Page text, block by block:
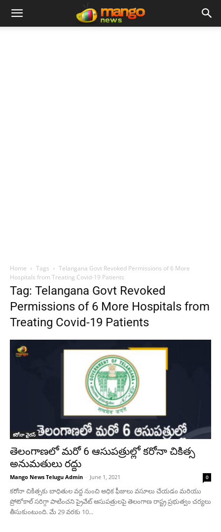
Home Tags
Telangana Govt Revoked Permissions of 6 More
Hospitals from Treating Covid-19 Patients
Tag: Telangana Govt Revoked
Permissions of 6 More Hospitals from
Treating Covid-19 Patients
కరోనా వైరస్
తెలంగాణలో మరో 6 ఆసుపత్రుల్లో కరోనా చికిత్స
అనుమతులు రద్దు
Mango News Telugu Admin - June 1, 2021 0
కరోనా చికిత్సకు బాధితుల వద్ద నుంచి అధిక ఫీజులు వసూలు చేయడం మరియు
ప్రోటోకాల్‌ సరిగ్గా పాటించని ప్రైవేట్ ఆసుపత్రులపై తెలంగాణ రాష్ట్ర ప్రభుత్వం చర్యలు
తీసుకుంటుంది. మే 29 వరకు 10...